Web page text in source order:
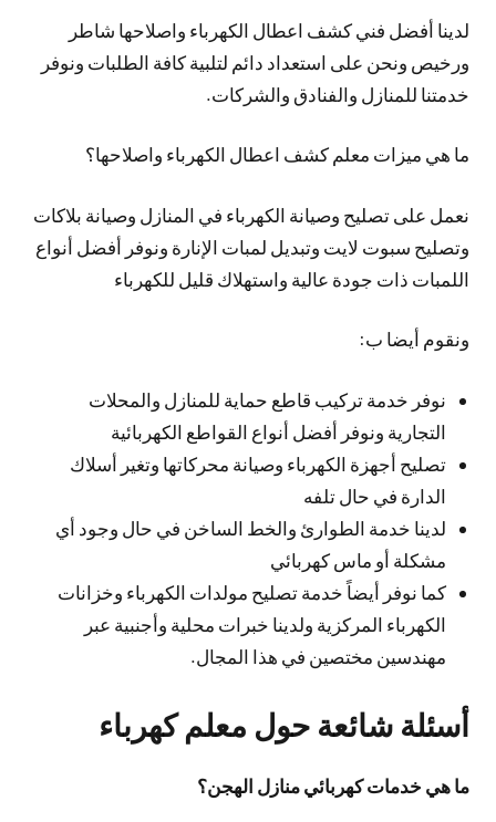
لدينا أفضل فني كشف اعطال الكهرباء واصلاحها شاطر
ورخيص ونحن على استعداد دائم لتلبية كافة الطلبات ونوفر
خدمتنا للمنازل والفنادق والشركات.
ما هي ميزات معلم كشف اعطال الكهرباء واصلاحها؟
نعمل على تصليح وصيانة الكهرباء في المنازل وصيانة بلاكات
وتصليح سبوت لايت وتبديل لمبات الإنارة ونوفر أفضل أنواع
اللمبات ذات جودة عالية واستهلاك قليل للكهرباء
ونقوم أيضا ب:
نوفر خدمة تركيب قاطع حماية للمنازل والمحلات
التجارية ونوفر أفضل أنواع القواطع الكهربائية
تصليح أجهزة الكهرباء وصيانة محركاتها وتغير أسلاك
الدارة في حال تلفه
لدينا خدمة الطوارئ والخط الساخن في حال وجود أي
مشكلة أو ماس كهربائي
كما نوفر أيضاً خدمة تصليح مولدات الكهرباء وخزانات
الكهرباء المركزية ولدينا خبرات محلية وأجنبية عبر
مهندسين مختصين في هذا المجال.
أسئلة شائعة حول معلم كهرباء
ما هي خدمات كهربائي منازل الهجن؟